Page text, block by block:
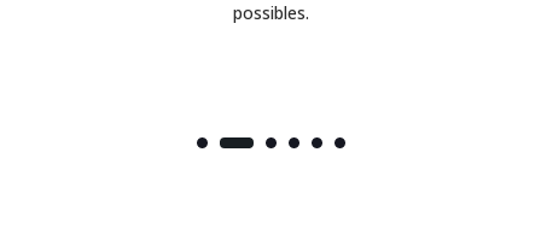
possibles.